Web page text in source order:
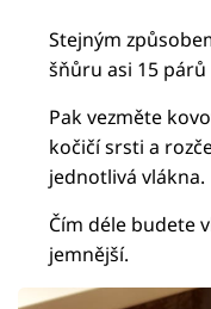
Stejným
šňůru asi 15
Pak vezměte
kočičí srsti a
jednotlivá vlákna.
Čím déle budete
jemnější.